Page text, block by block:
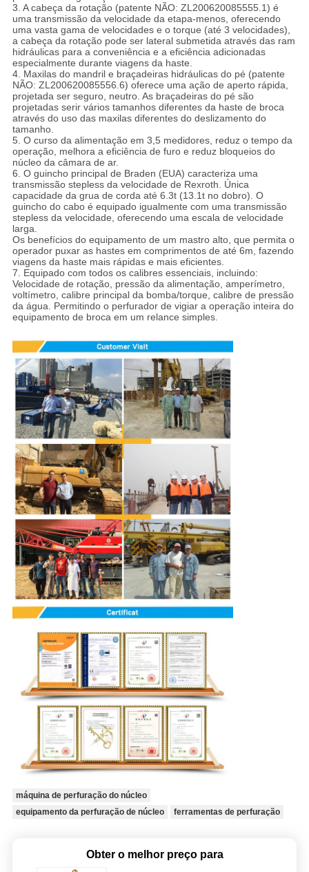
3. A cabeça da rotação (patente NÃO: ZL200620085555.1) é
uma transmissão da velocidade da etapa-menos, oferecendo
uma vasta gama de velocidades e o torque (até 3 velocidades),
a cabeça da rotação pode ser lateral submetida através das ram
hidráulicas para a conveniência e a eficiência adicionadas
especialmente durante viagens da haste.
4. Maxilas do mandril e braçadeiras hidráulicas do pé (patente
NÃO: ZL200620085556.6) oferece uma ação de aperto rápida,
projetada ser seguro, neutro. As braçadeiras do pé são
projetadas serir vários tamanhos diferentes da haste de broca
através do uso das maxilas diferentes do deslizamento do
tamanho.
5. O curso da alimentação em 3,5 medidores, reduz o tempo da
operação, melhora a eficiência de furo e reduz bloqueios do
núcleo da câmara de ar.
6. O guincho principal de Braden (EUA) caracteriza uma
transmissão stepless da velocidade de Rexroth. Única
capacidade da grua de corda até 6.3t (13.1t no dobro). O
guincho do cabo é equipado igualmente com uma transmissão
stepless da velocidade, oferecendo uma escala de velocidade
larga.
Os benefícios do equipamento de um mastro alto, que permita o
operador puxar as hastes em comprimentos de até 6m, fazendo
viagens da haste mais rápidas e mais eficientes.
7. Equipado com todos os calibres essenciais, incluindo:
Velocidade de rotação, pressão da alimentação, amperímetro,
voltímetro, calibre principal da bomba/torque, calibre de pressão
da água. Permitindo o perfurador de vigiar a operação inteira do
equipamento de broca em um relance simples.
máquina de perfuração do núcleo
equipamento da perfuração de núcleo
ferramentas de perfuração
Obter o melhor preço para